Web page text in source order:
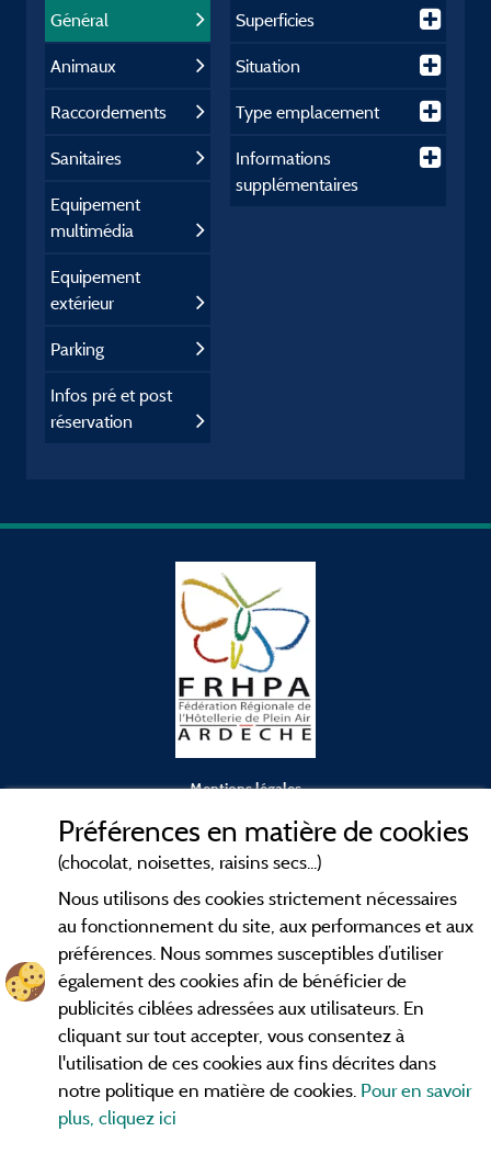
Général
Animaux
Raccordements
Sanitaires
Equipement
multimédia
Equipement
extérieur
Parking
Infos pré et post
réservation
Superficies
Situation
Type emplacement
Informations
supplémentaires
Mentions légales
Contact
CGV
Les meilleurscampings en Ardèche . Consultez les fiches de
nos adhérents et découvrez nos meilleures offres dans les
Gorges de l'Ardèche, le célèbrePont d'Arc, la grotte de l'Aven
d'Orgnac, Le mont Gerbier de Jonc ou le mont Mézenc...
informez vous directement ici en ligne avant de contacter le
Préférences en matière de cookies
(chocolat, noisettes, raisins secs...)
Nous utilisons des cookies strictement nécessaires
au fonctionnement du site, aux performances et aux
préférences. Nous sommes susceptibles d’utiliser
également des cookies afin de bénéficier de
publicités ciblées adressées aux utilisateurs. En
cliquant sur tout accepter, vous consentez à
l'utilisation de ces cookies aux fins décrites dans
notre politique en matière de cookies. Pour en savoir
plus, cliquez ici